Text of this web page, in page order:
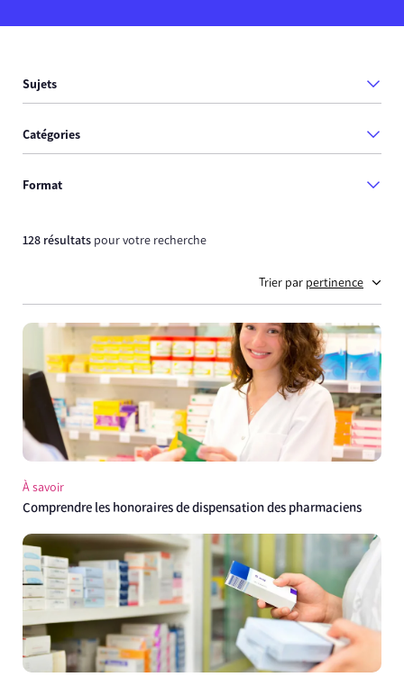
Sujets
Catégories
Format
128 résultats pour votre recherche
Trier par pertinence
À savoir
Comprendre les honoraires de dispensation des pharmaciens